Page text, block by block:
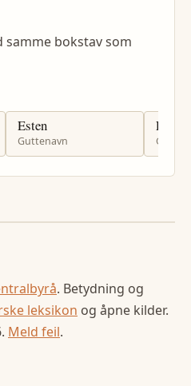
samme bokstav som
Esten
Guttenavn
Eivind
. Betydning og
leksikon og åpne kilder.
. Meld feil.